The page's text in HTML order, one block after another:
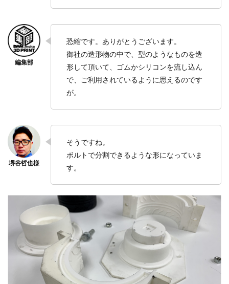
恐縮です。ありがとうございます。
御社の造形物の中で、型のようなものを造
形して頂いて、ゴムかシリコンを流し込ん
で、ご利用されているように思えるのです
が。
そうですね。
ボルトで分割できるような形になっていま
す。